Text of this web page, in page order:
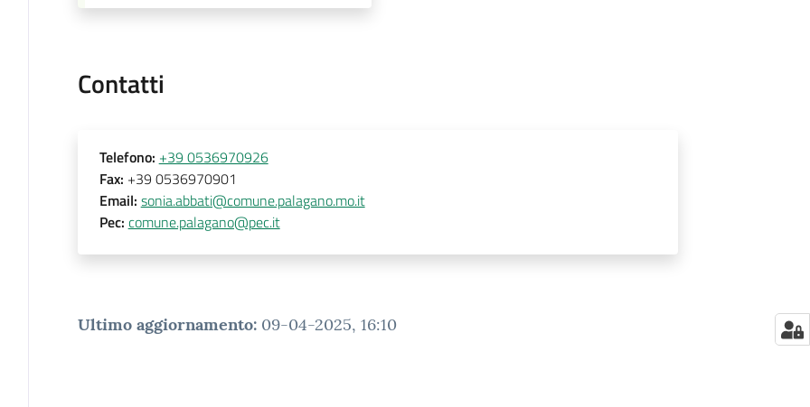
Contatti
Telefono: +39 0536970926
Fax: +39 0536970901
Email: sonia.abbati@comune.palagano.mo.it
Pec: comune.palagano@pec.it
Ultimo aggiornamento: 09-04-2025, 16:10